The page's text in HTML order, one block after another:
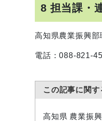
8 担当課・
高知県農業振興
電話：088-821-
この記事に関
高知県 農業振